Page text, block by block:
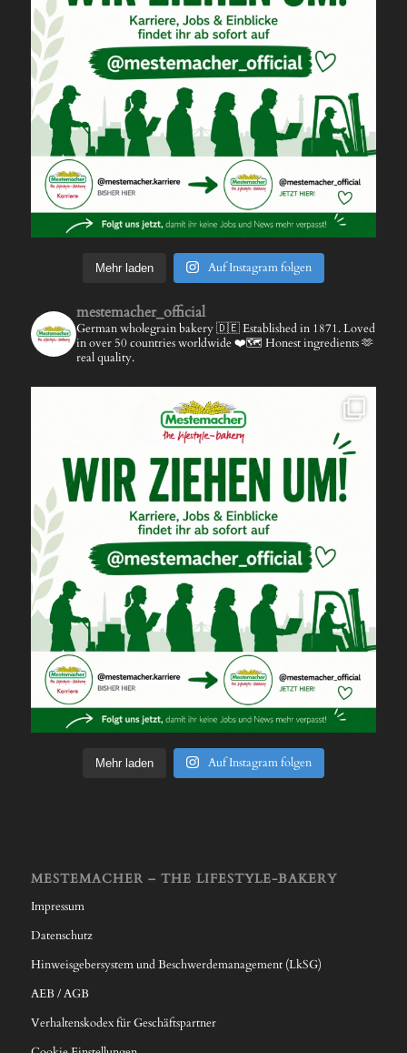
Mehr laden Auf Instagram folgen
mestemacher_official
German wholegrain bakery 🇩🇪Established in 1871.Loved
in over 50 countries worldwide ❤️🗺️ Honest ingredients 🫶
real quality.
Mehr laden Auf Instagram folgen
MESTEMACHER – THE LIFESTYLE-BAKERY
Impressum
Datenschutz
Hinweisgebersystem und Beschwerdemanagement (LkSG)
AEB / AGB
Verhaltenskodex für Geschäftspartner